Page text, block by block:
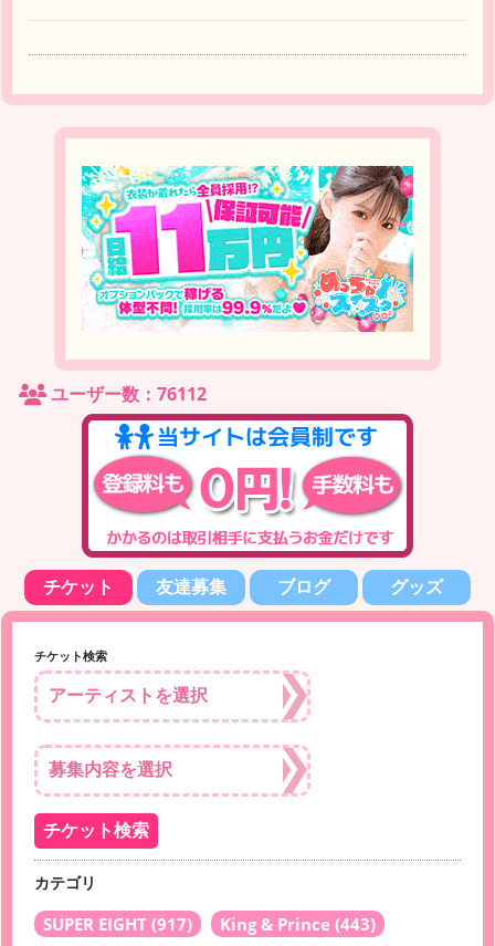
ユーザー数：76112
チケット 友達募集 ブログ グッズ
チケット検索
カテゴリ
SUPER EIGHT (917) King & Prince (443)